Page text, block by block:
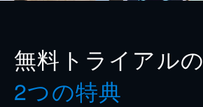
無料トライアルの
2つの特典